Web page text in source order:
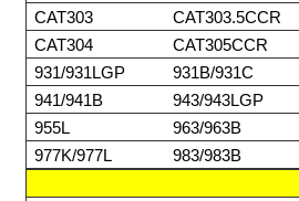
CAT303
CAT303.5CCR
CAT304
CAT305CCR
931/931LGP
931B/931C
941/941B
943/943LGP
955L
963/963B
977K/977L
983/983B